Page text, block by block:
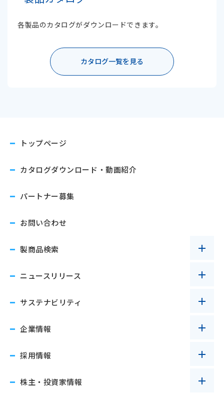
各製品のカタログがダウンロードできます。
カタログ一覧を見る
トップページ
カタログダウンロード ・動画紹介
パートナー募集
お問い合わせ
製商品検索
ニュースリリース
サステナビリティ
企業情報
採用情報
株主・投資家情報